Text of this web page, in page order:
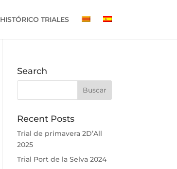
HISTÓRICO TRIALES
Search
Recent Posts
Trial de primavera 2D’All
2025
Trial Port de la Selva 2024